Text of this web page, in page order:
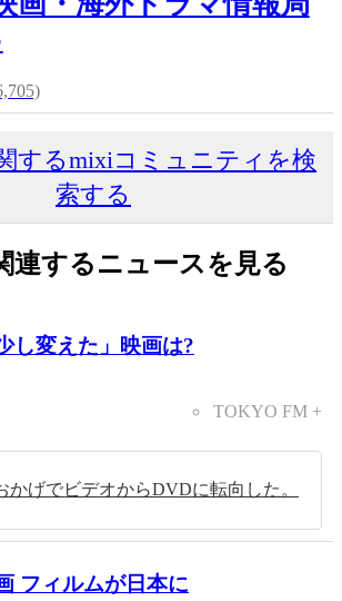
するmixiコミュニティを検
索する
連するニュースを見る
し変えた」映画は?
TOKYO FM +
かげでビデオからDVDに転向した。
フィルムが日本に